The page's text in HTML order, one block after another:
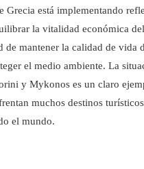
Grecia está implementando
la vitalidad económica
de mantener la calidad de vida
el medio ambiente. La
y Mykonos es un claro
muchos destinos turísticos
el mundo.